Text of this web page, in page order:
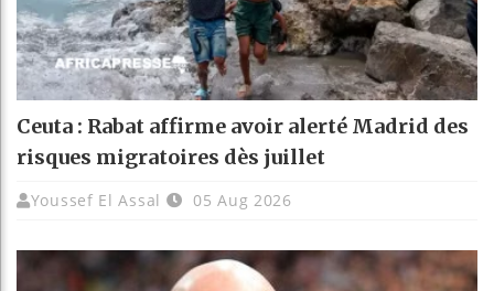
Ceuta : Rabat affirme avoir alerté Madrid des
risques migratoires dès juillet
Youssef El Assal 05 Aug 2026